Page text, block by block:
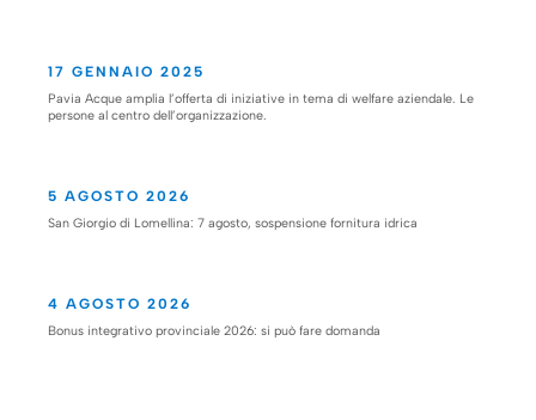
17 GENNAIO 2025
Pavia Acque amplia l’offerta di iniziative in tema di welfare aziendale. Le
persone al centro dell’organizzazione.
5 AGOSTO 2026
San Giorgio di Lomellina: 7 agosto, sospensione fornitura idrica
4 AGOSTO 2026
Bonus integrativo provinciale 2026: si può fare domanda